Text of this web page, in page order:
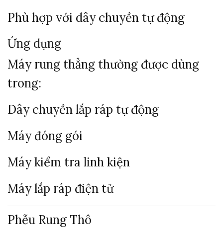
Phùhợp với dâychuyền tựđộng
Ứng dụng
Máyrung thẳng thường được dùng
trong:
Dâychuyềnlắp ráp tựđộng
Máyđóng gói
Máykiểm tra linhkiện
Máylắp ráp điện tử
Phễu Rung Thô